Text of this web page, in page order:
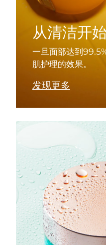
从清洁开始
一旦面部达到
肌护理的效果。
发现更多